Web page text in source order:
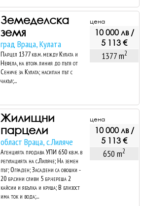
Земеделска
земя
град Враца, Кулата
Парцел 1377 кв.м. между Кулата и
Нефела, на втора линия до пътя от
Сениче за Кулата; насипан път с
чакъл;...
цена
10 000 лв /
5 113 €
1377 m2
Жилищни
парцели
област Враца, с.Лиляче
Агенцията продава УПИ 650 кв.м. в
регулацията на с.Лиляче; На земен
път; Ограден; Засадени са овошки -
20 бр.сини сливи 5 бр.череша 2
кайсии и ябълка и круша; В близост
има ток и вода;...
цена
10 000 лв /
5 113 €
650 m2